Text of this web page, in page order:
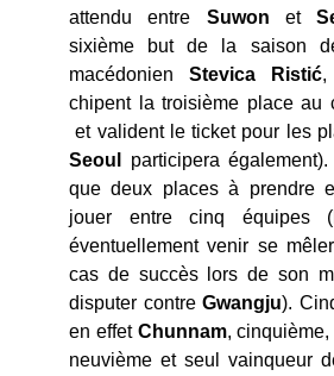
attendu entre Suwon et
sixième but de la saison
macédonien Stevica Ristić,
chipent la troisième place au
et valident le ticket pour les
Seoul participera
que deux places à prendre
jouer entre cinq équipes (
éventuellement venir se
cas de succès lors de son
disputer contreGwangju).
en effet Chunnam,
neuvième et seul vainqueur